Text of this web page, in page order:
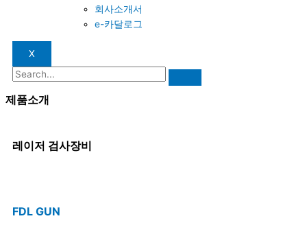
회사소개서
e-카달로그
X
제품소개
레이저 검사장비
FDL GUN